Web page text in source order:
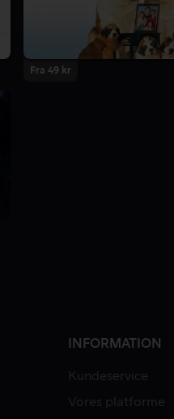
Fra 49 kr
INFORMATION
Kundeservice
Vores platforme